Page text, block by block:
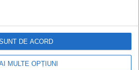
MULTE OPȚIUNI
DE ACORD